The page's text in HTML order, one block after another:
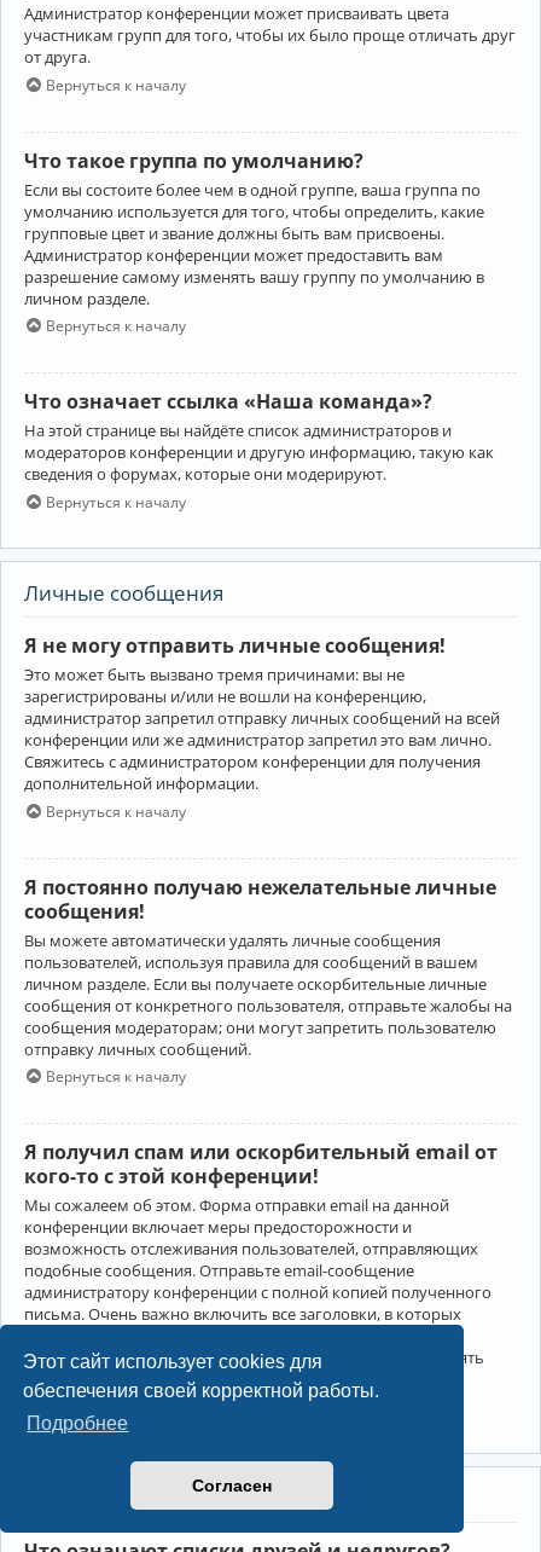
Этот сайт использует cookies для
обеспечения своей корректной работы.
Подробнее
Согласен
Администратор конференции может присваивать цвета
участникам групп для того, чтобы их было проще отличать друг
от друга.
Вернуться к началу
Что такое группа по умолчанию?
Если вы состоите более чем в одной группе, ваша группа по
умолчанию используется для того, чтобы определить, какие
групповые цвет и звание должны быть вам присвоены.
Администратор конференции может предоставить вам
разрешение самому изменять вашу группу по умолчанию в
личном разделе.
Вернуться к началу
Что означает ссылка «Наша команда»?
На этой странице вы найдёте список администраторов и
модераторов конференции и другую информацию, такую как
сведения о форумах, которые они модерируют.
Вернуться к началу
Личные сообщения
Я не могу отправить личные сообщения!
Это может быть вызвано тремя причинами: вы не
зарегистрированы и/или не вошли на конференцию,
администратор запретил отправку личных сообщений на всей
конференции или же администратор запретил это вам лично.
Свяжитесь с администратором конференции для получения
дополнительной информации.
Вернуться к началу
Я постоянно получаю нежелательные личные
сообщения!
Вы можете автоматически удалять личные сообщения
пользователей, используя правила для сообщений в вашем
личном разделе. Если вы получаете оскорбительные личные
сообщения от конкретного пользователя, отправьте жалобы на
сообщения модераторам; они могут запретить пользователю
отправку личных сообщений.
Вернуться к началу
Я получил спам или оскорбительный email от
кого-то с этой конференции!
Мы сожалеем об этом. Форма отправки email на данной
конференции включает меры предосторожности и
возможность отслеживания пользователей, отправляющих
подобные сообщения. Отправьте email-сообщение
администратору конференции с полной копией полученного
письма. Очень важно включить все заголовки, в которых
Администратор конференции сможет в этом случае принять
меры.
Друзья и недруги